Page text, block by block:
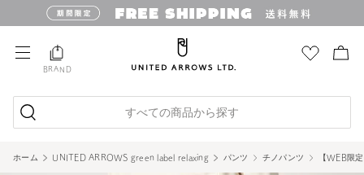
BRAND
すべての商品から探す
ホーム UNITED ARROWS green label relaxing パンツ チノパンツ 【WEB限